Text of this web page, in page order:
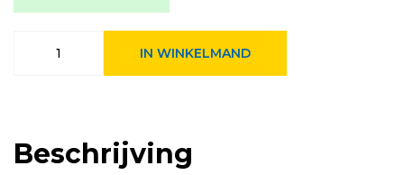
fietstas
Hooks
groen
IN WINKELMAND
Beschrijving